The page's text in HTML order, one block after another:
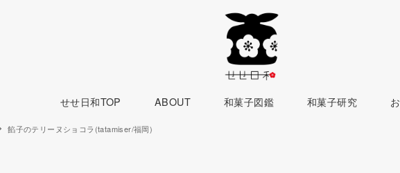
せせ日和TOP ABOUT 和菓子図鑑 和菓子研究
餡子のテリーヌショコラ(tatamiser/福岡)